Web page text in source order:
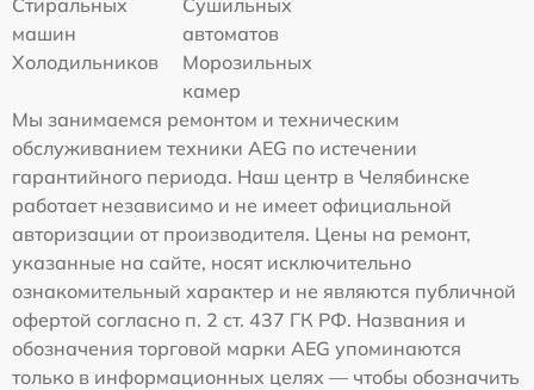
машин
автоматов
Холодильников
Морозильных
камер
Мы занимаемся ремонтом и техническим
обслуживанием техники AEG по истечении
гарантийного периода. Наш центр в Челябинске
работает независимо и не имеет официальной
авторизации от производителя. Цены на ремонт,
указанные на сайте, носят исключительно
ознакомительный характер и не являются публичной
офертой согласно п. 2 ст. 437 ГК РФ. Названия и
обозначения торговой марки AEG упоминаются
только в информационных целях — чтобы обозначить